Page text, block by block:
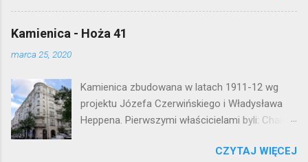
mieszkaniowej lat 50. Lokalizacja: Śródmieście
Kamienica - Hoża 41
marca 25, 2020
Kamienica zbudowana w latach 1911-12 wg
projektu Józefa Czerwińskiego i Władysława
Heppena. Pierwszymi właścicielami byli: Chaim
kamienica była zamieszkała przezCZYTAJ WIĘCEJ